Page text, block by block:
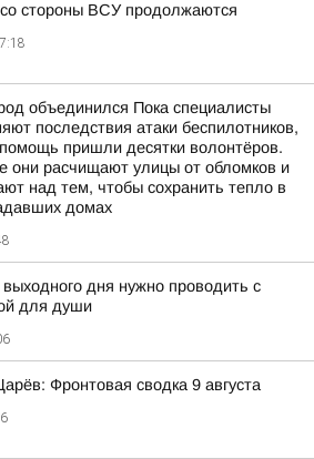
стороны ВСУ продолжаются
объединился Пока специалисты
последствия атаки беспилотников,
пришли десятки волонтёров.
они расчищают улицы от обломков и
над тем, чтобы сохранить тепло в
домах
дня нужно проводить с
для души
Фронтовая сводка 9 августа